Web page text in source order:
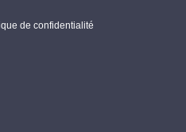
de confidentialité